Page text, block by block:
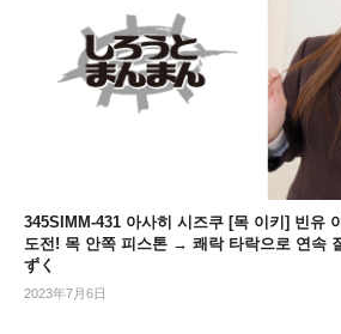
345SIMM-431 아사히 시즈쿠 [목 이키] 빈유
도전! 목 안쪽 피스톤 → 쾌락 타락으로 연속
ずく
2023年7月6日